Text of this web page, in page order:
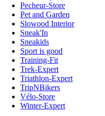
Pecheur-Store
Pet and Garden
Slowood Interior
Sneak'In
Sneakids
Sport is good
Training-Fit
Trek-Expert
Triathlon-Expert
TripNBikers
Vélo-Store
Winter-Expert